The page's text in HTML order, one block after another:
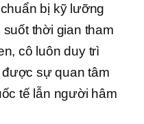
bị kỹ lưỡng
thời gian tham
cô luôn duy trì
sự quan tâm
tế lẫn người hâm